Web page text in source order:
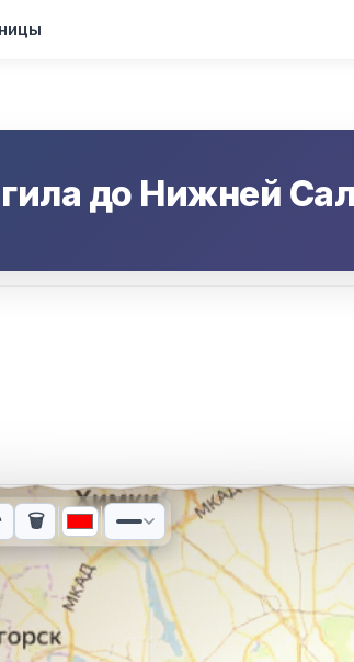
до Нижней
автомобильного маршрута из города
🗑